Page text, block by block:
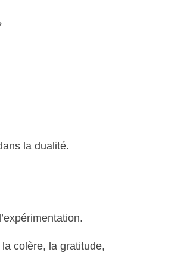
la dualité.
colère, la gratitude,